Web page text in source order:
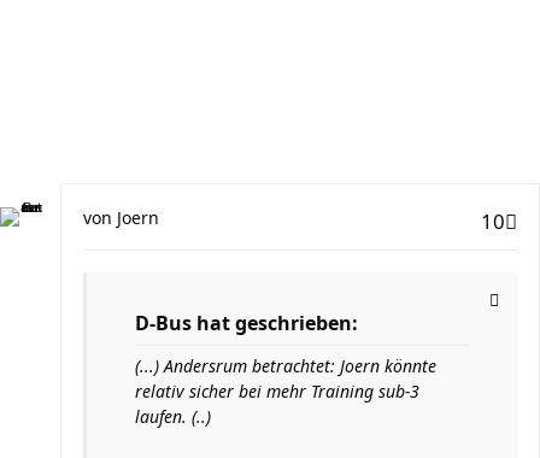
10
von Joern
D-Bus hat geschrieben:
(...) Andersrum betrachtet: Joern könnte
relativ sicher bei mehr Training sub-3
laufen. (..)